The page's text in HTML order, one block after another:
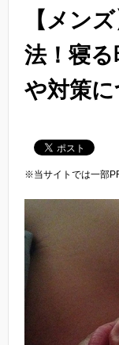
【メン
法！寝
や対策に
※当サイトでは一部